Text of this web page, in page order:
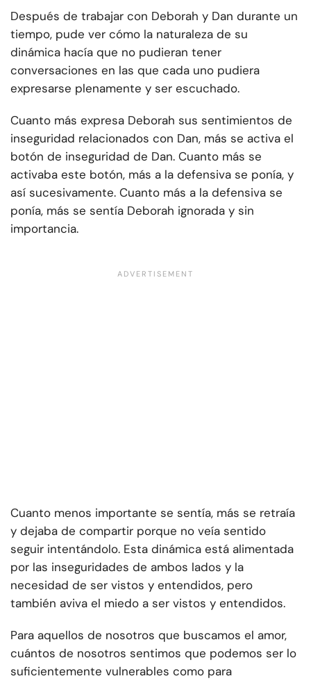
Después de trabajar con Deborah y Dan durante un
tiempo, pude ver cómo la naturaleza de su
dinámica hacía que no pudieran tener
conversaciones en las que cada uno pudiera
expresarse plenamente y ser escuchado.
Cuanto más expresa Deborah sus sentimientos de
inseguridad relacionados con Dan, más se activa el
botón de inseguridad de Dan. Cuanto más se
activaba este botón, más a la defensiva se ponía, y
así sucesivamente. Cuanto más a la defensiva se
ponía, más se sentía Deborah ignorada y sin
importancia.
Cuanto menos importante se sentía, más se retraía
y dejaba de compartir porque no veía sentido
seguir intentándolo. Esta dinámica está alimentada
por las inseguridades de ambos lados y la
necesidad de ser vistos y entendidos, pero
también aviva el miedo a ser vistos y entendidos.
Para aquellos de nosotros que buscamos el amor,
cuántos de nosotros sentimos que podemos ser lo
suficientemente vulnerables como para